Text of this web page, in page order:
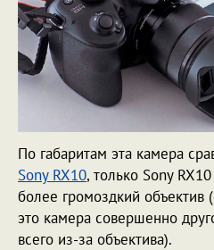
По габаритам эта камера
Sony RX10, только Sony
более громоздкий объектив
это камера совершенно
всего из-за объектива).